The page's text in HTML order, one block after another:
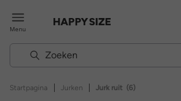
Menu
Startpagina | Jurken | Jurk ruit (6)